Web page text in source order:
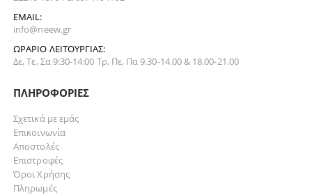
EMAIL:
info@neew.gr
ΩΡΆΡΙΟ ΛΕΙΤΟΥΡΓΊΑΣ:
Δε, Τε, Σα 9:30-14:00 Τρ, Πε, Πα 9.30-14.00 & 18.00-21.00
ΠΛΗΡΟΦΟΡΊΕΣ
Σχετικά με εμάς
Επικοινωνία
Αποστολές
Επιστροφές
Όροι Χρήσης
Πληρωμές